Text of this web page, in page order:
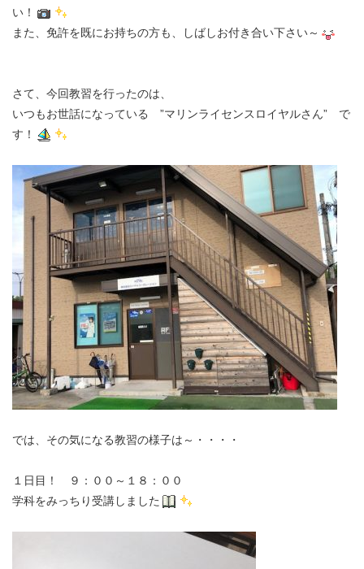
い！
また、免許を既にお持ちの方も、しばしお付き合い下さい～
さて、今回教習を行ったのは、
いつもお世話になっている ”マリンライセンスロイヤルさん” で
す！
では、その気になる教習の様子は～・・・・
１日目！ ９：００～１８：００
学科をみっちり受講しました